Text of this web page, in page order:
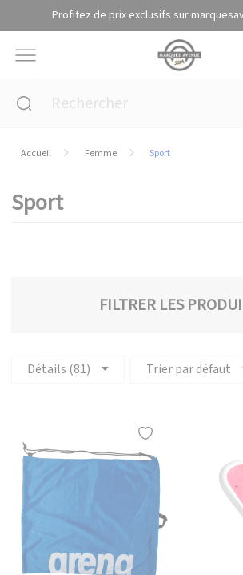
Profitez de prix exclusifs sur
Accueil Femme Sport
Sport
FILTRER LES
Détails (81) Trier par défaut
Panneau de gestion des cookies